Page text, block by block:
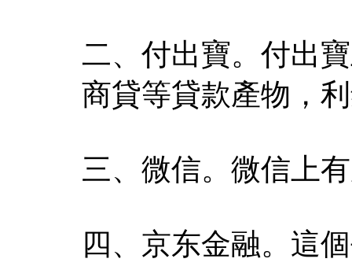
二、付出寶。付出
商貸等貸款產物，
三、微信。微信上
四、京东金融。這